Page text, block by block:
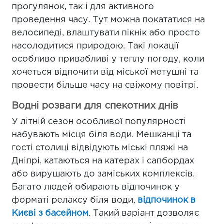
прогулянок, так і для активного
проведення часу. Тут можна покататися на
велосипеді, влаштувати пікнік або просто
насолодитися природою. Такі локації
особливо привабливі у теплу погоду, коли
хочеться відпочити від міської метушні та
провести більше часу на свіжому повітрі.
Водні розваги для спекотних днів
У літній сезон особливої популярності
набувають місця біля води. Мешканці та
гості столиці відвідують міські пляжі на
Дніпрі, катаються на катерах і сапбордах
або вирушають до заміських комплексів.
Багато людей обирають відпочинок у
форматі релаксу біля води, відпочинок в
Києві з басейном. Такий варіант дозволяє